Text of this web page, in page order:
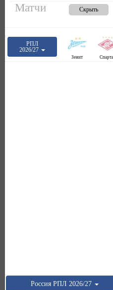
Матчи Скрыть
РПЛ
2026/27
Зенит
Россия РПЛ 2026/27